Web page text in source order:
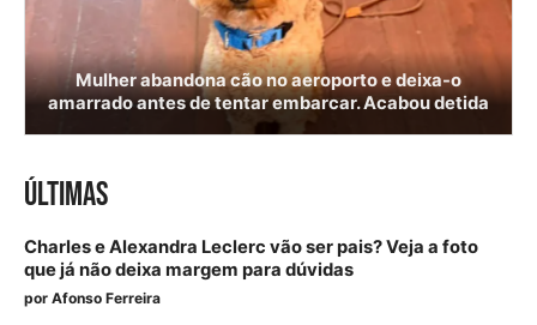
Mulher abandona cão no aeroporto e deixa-o
amarrado antes de tentar embarcar. Acabou detida
ÚLTIMAS
Charles e Alexandra Leclerc vão ser pais? Veja a foto
que já não deixa margem para dúvidas
por Afonso Ferreira